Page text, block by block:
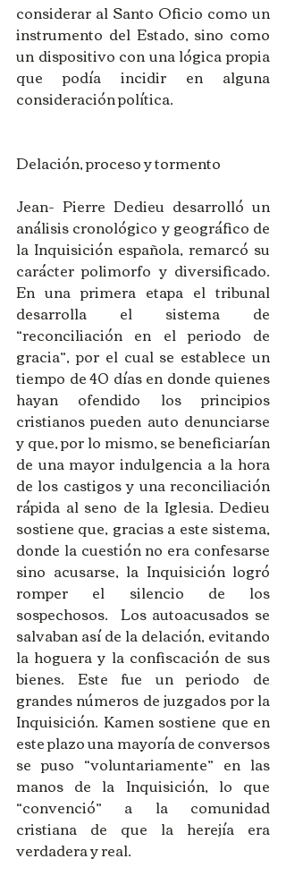
considerar al Santo Oficio como un
instrumento del Estado, sino como
un dispositivo con una lógica propia
que podía incidir en alguna
consideración política.
Delación, proceso y tormento
Jean- Pierre Dedieu desarrolló un
análisis cronológico y geográfico de
la Inquisición española, remarcó su
carácter polimorfo y diversificado.
En una primera etapa el tribunal
desarrolla el sistema de
“reconciliación en el periodo de
gracia”, por el cual se establece un
tiempo de 40 días en donde quienes
hayan ofendido los principios
cristianos pueden auto denunciarse
y que, por lo mismo, se beneficiarían
de una mayor indulgencia a la hora
de los castigos y una reconciliación
rápida al seno de la Iglesia. Dedieu
sostiene que, gracias a este sistema,
donde la cuestión no era confesarse
sino acusarse, la Inquisición logró
romper el silencio de los
sospechosos.  Los autoacusados se
salvaban así de la delación, evitando
la hoguera y la confiscación de sus
bienes. Este fue un periodo de
grandes números de juzgados por la
Inquisición. Kamen sostiene que en
este plazo una mayoría de conversos
se puso “voluntariamente” en las
manos de la Inquisición, lo que
“convenció” a la comunidad
cristiana de que la herejía era
verdadera y real.